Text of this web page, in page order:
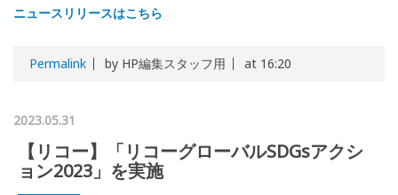
ニュースリリースはこちら
Permalink by HP編集スタッフ用 at 16:20
2023.05.31
【リコー】「リコーグローバルSDGsアクシ
ョン2023」を実施